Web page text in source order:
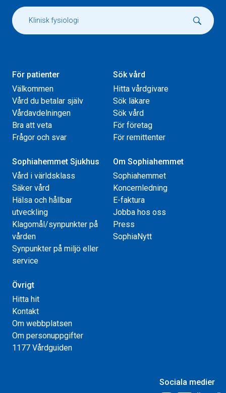
För patienter
Välkommen
Vård du betalar själv
Vårdavdelningen
Bra att veta
Frågor och svar
Sök vård
Hitta vårdgivare
Sök läkare
Sök vård
För företag
För remittenter
Sophiahemmet Sjukhus
Vård i världsklass
Säker vård
Hälsa och hållbar
utveckling
Klagomål/synpunkter på
vården
Synpunkter på miljö eller
service
Om Sophiahemmet
Sophiahemmet
Koncernledning
E-faktura
Jobba hos oss
Press
SophiaNytt
Övrigt
Hitta hit
Kontakt
Om webbplatsen
Om personuppgifter
1177 Vårdguiden
Sociala medier